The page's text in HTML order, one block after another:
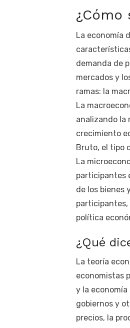
La economía
demanda de
mercados y
ramas: la
La
analizando la
crecimiento
Bruto, el tipo
La
participantes
de los bienes
participantes,
política
¿Qué
La teoría
economistas
y la
gobiernos y
precios, la